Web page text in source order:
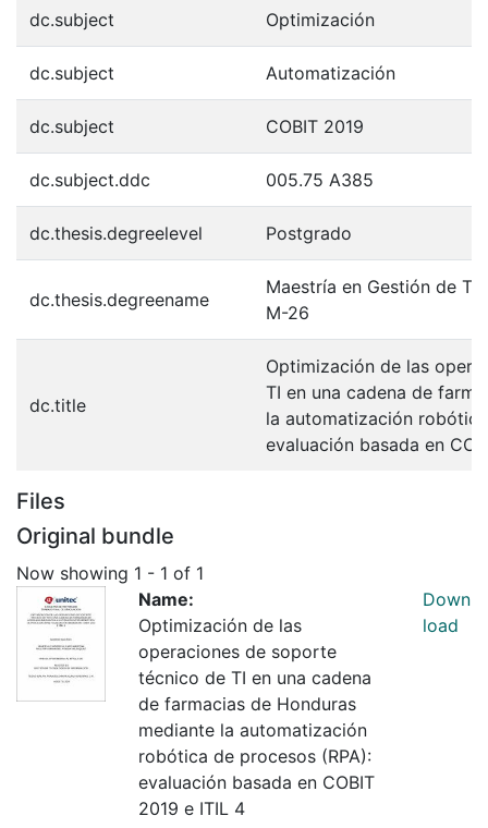
dc.subject Optimización
dc.subject Automatización
dc.subject COBIT 2019
dc.subject.ddc 005.75 A385
dc.thesis.degreelevel Postgrado
dc.thesis.degreename
Maestría en Gestión de
M-26
dc.title
Optimización de las
TI en una cadena de
la automatización
evaluación basada en
Files
Original bundle
Now showing 1 - 1 of 1
Name:
Optimización de las
operaciones de soporte
técnico de TI en una cadena
de farmacias de Honduras
mediante la automatización
robótica de procesos (RPA):
evaluación basada en COBIT
2019 e ITIL 4
Down
load